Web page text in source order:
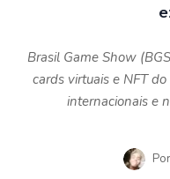
Brasil Game Show
cards virtuais e NFT
internacionais e
Por